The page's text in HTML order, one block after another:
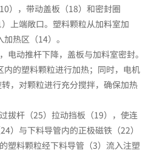
），带动盖板（18）和密封圈
上端敞口。塑料颗粒从加料室加
热区（14）。
电动推杆下降，盖板与加料室密封。
的塑料颗粒进行加热；同时，电机
转，对颗粒进行充分搅拌，确保加热
拔杆（25）拉动挡板（19），使连
）与下料导管内的正极磁铁（22）
塑料颗粒经下料导管（3）流入注塑